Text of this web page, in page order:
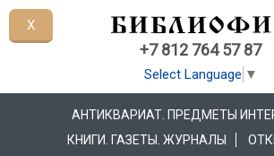
+7 812 764 57 87
Select Language ▼
АНТИКВАРИАТ. ПРЕДМЕТЫ
КНИГИ. ГАЗЕТЫ. ЖУРНАЛЫ
X